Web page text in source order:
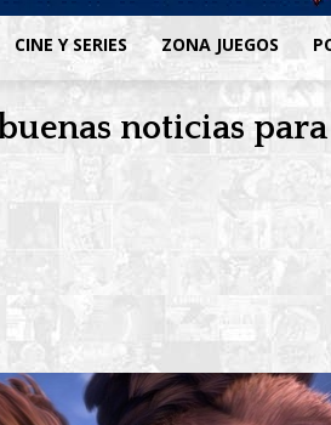
CINE Y SERIES ZONA JUEGOS
noticias